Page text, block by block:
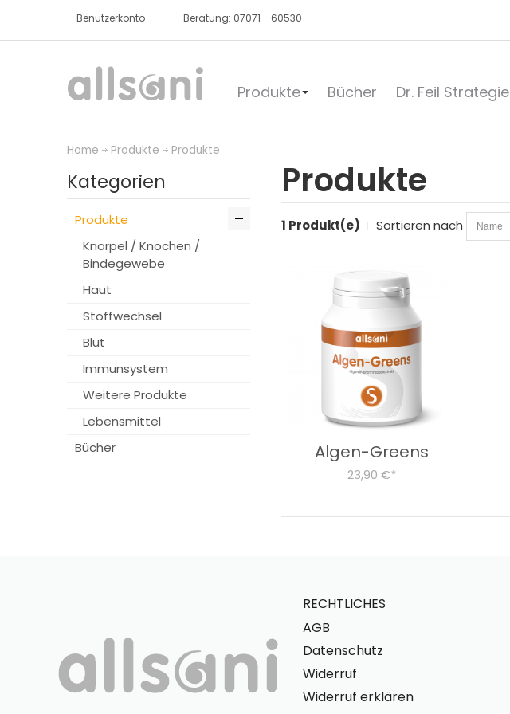
Benutzerkonto Beratung: 07071 - 60530
Produkte Bücher Dr. Feil Strategie
Home Produkte Produkte
Produkte
1 Produkt(e) Sortieren nach
Algen-Greens
23,90 €*
Kategorien
Produkte
Knorpel / Knochen /
Bindegewebe
Haut
Stoffwechsel
Blut
Immunsystem
Weitere Produkte
Lebensmittel
Bücher
RECHTLICHES
AGB
Datenschutz
Widerruf
Widerruf erklären